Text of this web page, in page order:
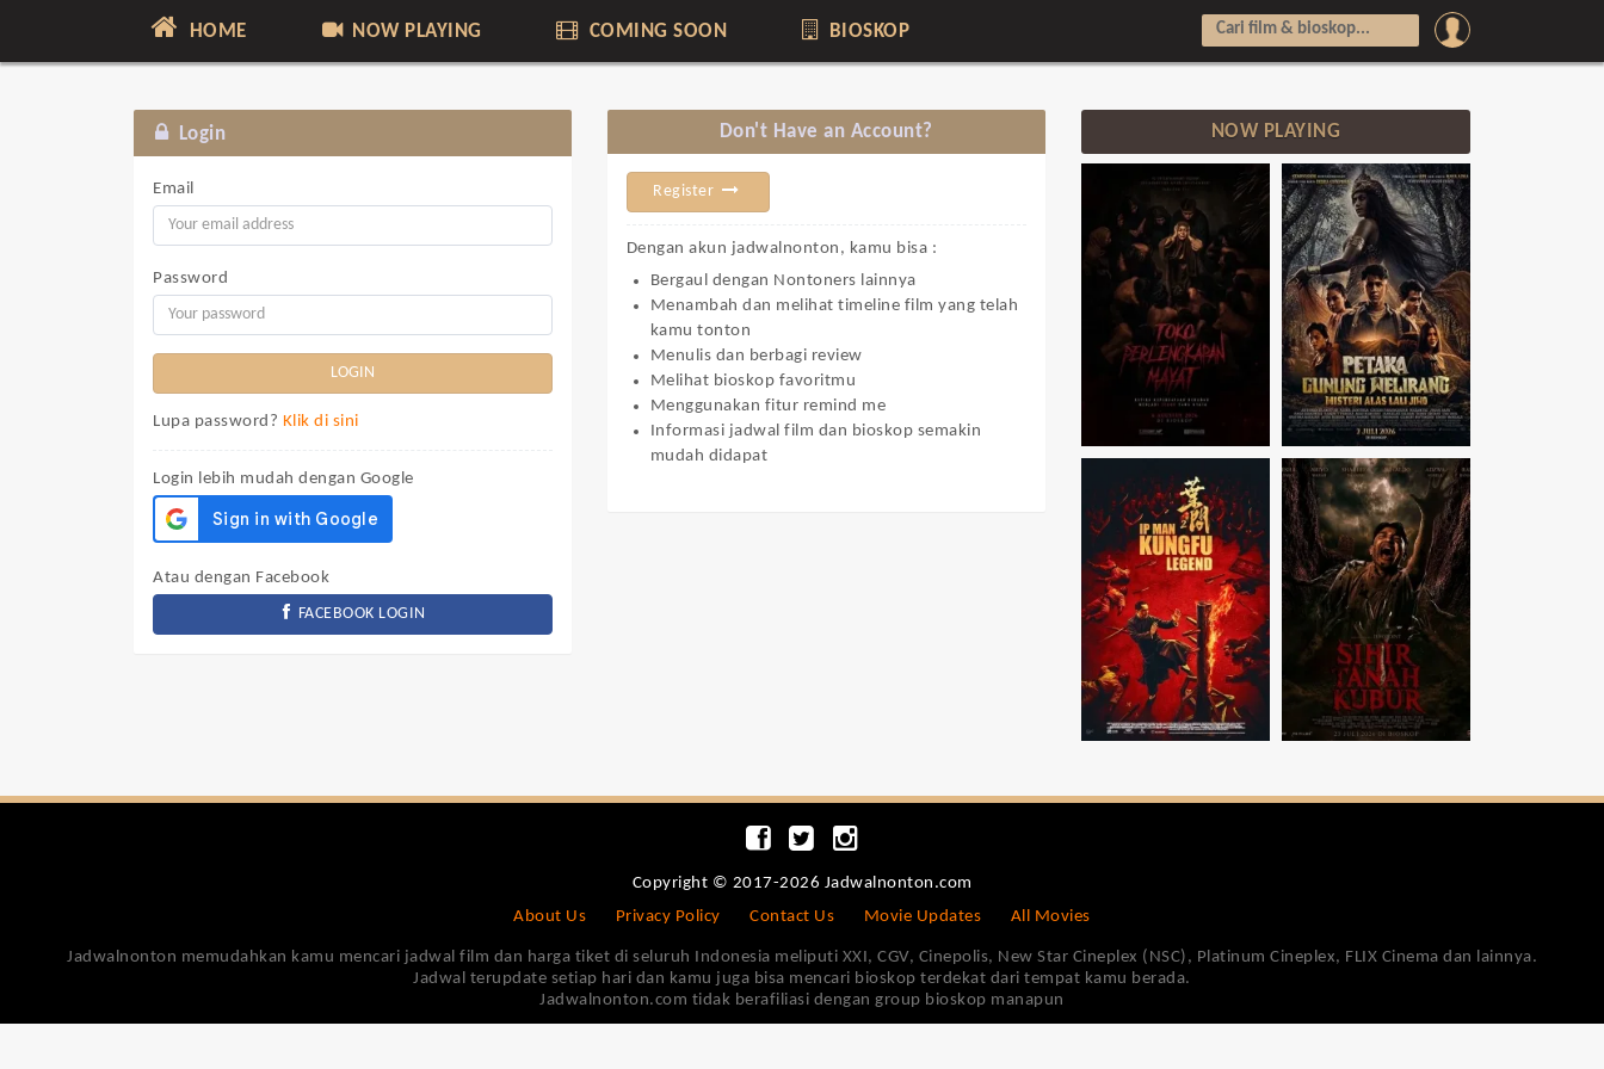
HOME NOW PLAYING COMING SOON BIOSKOP
Login
Email
Password
Lupa password? Klik di sini
Login lebih mudah dengan Google
Atau dengan Facebook
FACEBOOK LOGIN
Don't Have an Account?
Register
Dengan akun jadwalnonton, kamu bisa :
Bergaul dengan Nontoners lainnya
Menambah dan melihat timeline film yang telah
kamu tonton
Menulis dan berbagi review
Melihat bioskop favoritmu
Menggunakan fitur remind me
Informasi jadwal film dan bioskop semakin
mudah didapat
NOW PLAYING
Copyright © 2017-2026 Jadwalnonton.com
About Us
Privacy Policy Contact Us Movie Updates All Movies
Jadwalnonton memudahkan kamu mencari jadwal film dan harga tiket di seluruh Indonesia meliputi XXI, CGV, Cinepolis, New Star Cineplex (NSC), Platinum Cineplex, FLIX Cinema dan lainnya.
Jadwal terupdate setiap hari dan kamu juga bisa mencari bioskop terdekat dari tempat kamu berada.
Jadwalnonton.com tidak berafiliasi dengan group bioskop manapun